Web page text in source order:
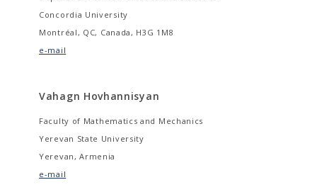
Concordia University
Montréal, QC, Canada, H3G 1M8
e-mail
Vahagn Hovhannisyan
Faculty of Mathematics and Mechanics
Yerevan State University
Yerevan, Armenia
e-mail